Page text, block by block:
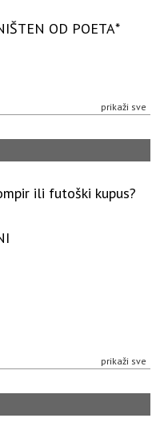
OD POETA*
prikaži sve
ili futoški kupus?
prikaži sve